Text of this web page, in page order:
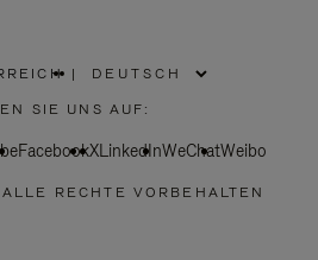
WÄHLEN
SIE
REGION
|
SIE UNS AUF:
FacebookXLinkedInWeChatWeibo
RECHTE VORBEHALTEN